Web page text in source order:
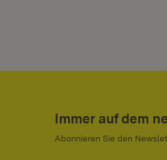
Immer auf dem
Abonnieren Sie den